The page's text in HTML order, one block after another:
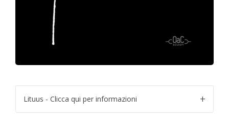
Lituus - Clicca qui per informazioni